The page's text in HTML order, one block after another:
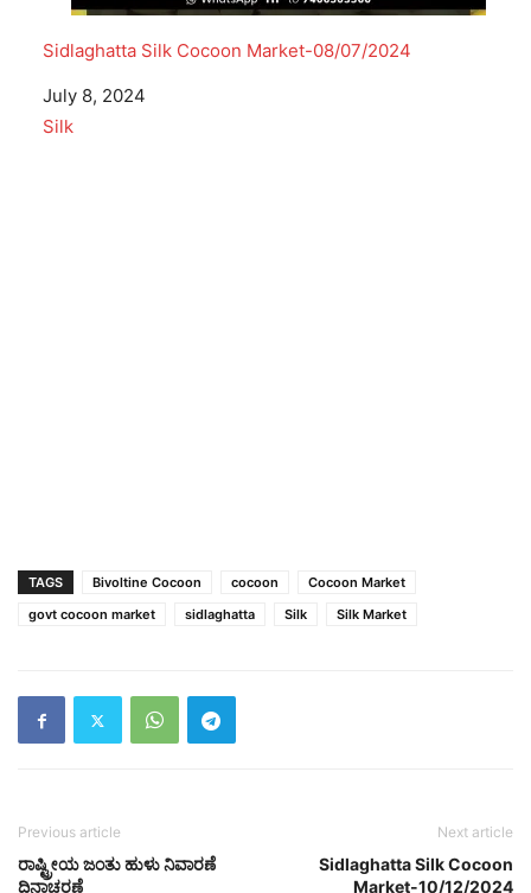
Sidlaghatta Silk Cocoon Market-08/07/2024
Date
July 8, 2024
In relation to
Silk
TAGS Bivoltine Cocoon cocoon
Cocoon Market
govt cocoon market
sidlaghatta Silk Silk Market
Previous article
ರಾಷ್ಟ್ರೀಯ ಜಂತು ಹುಳು ನಿವಾರಣೆ
ದಿನಾಚರಣೆ
Next article
Sidlaghatta Silk Cocoon
Market-10/12/2024